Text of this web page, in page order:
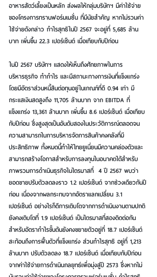
อาหารสัตว์เลี้ยงเป็นหลัก ส่งผลให้กลุ่มบริษัทฯ มีค่าใช้จ่าย
ของโครงการทรานฟอร์มเมชั่น ที่มีนัยสำคัญ หากไม่รวมค่า
ใช้จ่ายดังกล่าว กำไรสุทธิในปี 2567 จะอยู่ที่ 5,685 ล้าน
บาท เพิ่มขึ้น 22.3 เปอร์เซ็นต์ เมื่อเทียบกับปีก่อน
ในปี 2567 บริษัทฯ แสดงให้เห็นถึงศักยภาพในการ
บริหารธุรกิจ ทำกำไร และมีสถานะทางการเงินที่แข็งแกร่ง
โดยมีอัตราส่วนหนี้สินต่อทุนอยู่ในเกณฑ์ที่ดี 0.94 เท่า มี
กระแสเงินสดสูงถึง 11,705 ล้านบาท จาก EBITDA ที่
แข็งแกร่ง 13,361 ล้านบาท เพิ่มขึ้น 8.6 เปอร์เซ็นต์ เมื่อเทียบ
กับปีก่อน ซึ่งสูงสุดเป็นอันดับสองในประวัติการณ์ตลอดจน
ความสามารถในการบริหารจัดการสินค้าคงคลังที่มี
ประสิทธิภาพ ทั้งหมดนี้ทำให้ไทยยูเนี่ยนมีความคล่องตัวและ
สามารถสร้างโอกาสสำหรับการลงทุนในอนาคตได้สำหรับ
ภาพรวมการดำเนินธุรกิจในไตรมาสที่  4 ปี 2567 พบว่า
ยอดขายปรับตัวลดลงราว 1.2 เปอร์เซ็นต์ จากช่วงเดียวกันปี
ก่อน เนื่องจากผลกระทบจากอัตราแลกเปลี่ยน 3.1
เปอร์เซ็นต์ อย่างไรก็ดีการเติบโตจากการดำเนินงานตามปกติ
ยังคงเติบโตที่ 1.9 เปอร์เซ็นต์ เป็นไตรมาสที่สองติดต่อกัน
สำหรับอัตรากำไรขั้นต้นยังคงขยายตัวอยู่ที่ 18.7 เปอร์เซ็นต์
สะท้อนถึงการฟื้นตัวที่แข็งแกร่ง ส่วนกำไรสุทธิ อยู่ที่ 1,213
ล้านบาท ปรับตัวลดลง 18.7 เปอร์เซ็นต์ เมื่อเทียบกับปีก่อน
จากค่าใช้จ่ายการดำเนินกลยุทธ์เพื่อมุ่งสู่ปี 2573 ซึ่งหากไม่